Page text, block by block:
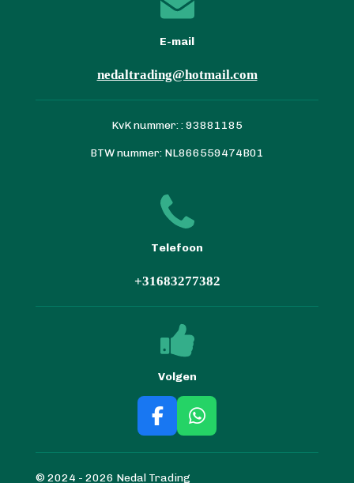
E-mail
nedaltrading@hotmail.com
KvK nummer: : 93881185
BTW nummer: NL866559474B01
Telefoon
+31683277382
Volgen
F
W
© 2024 - 2026 Nedal Trading